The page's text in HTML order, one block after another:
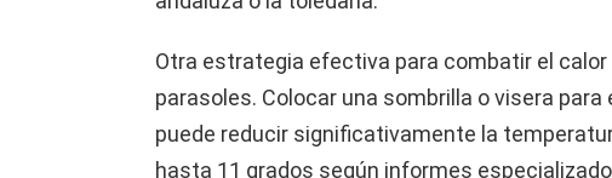
Otra estrategia efectiva para combatir el
parasoles. Colocar una sombrilla o visera
puede reducir significativamente la
hasta 11 grados según informes